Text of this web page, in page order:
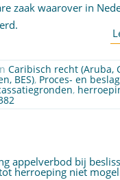
zaak waarover in
Caribisch recht (Aruba,
BES), Proces- en
,
appelverbod bij
herroeping niet